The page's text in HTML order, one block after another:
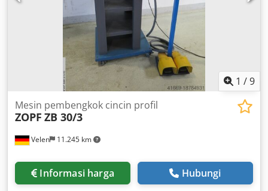
1 /9
Velen 11.245 km
Mesin pembengkok cincin profil
ZOPF ZB 30/3
Informasi harga Hubungi